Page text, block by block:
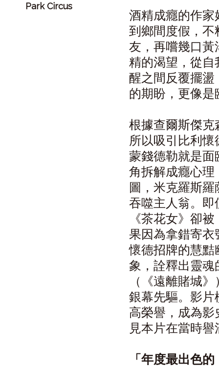
Park Circus
酒精成癮的作
到鄉間度假，
友，再嚐幾口
精的渴望，從
醒之間反覆擺
的期盼，更像
根據查爾斯傑
所以吸引比利
蒙錢德勒就是
角拆解成癮心
圖，米克羅斯
吞噬主人翁。
《茶花女》卻
果因為拿錯寄
懷德招牌的慧
象，詮釋出靈
（《遠離賭城
銀幕先驅。影
高榮譽，成為
見本片在當時
「年度最出色